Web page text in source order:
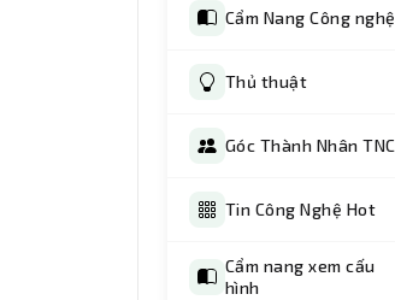
Cẩm Nang Công nghệ
Thủ thuật
Góc Thành Nhân TNC
Tin Công Nghệ Hot
Cẩm nang xem cấu
hình